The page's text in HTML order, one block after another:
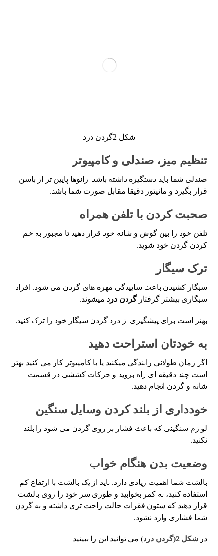
شکل 2گردن درد
تنظیم میز، صندلی و کامپیوتر
صندلی شما باید دستگیره داشته باشد. زانوها پایین تر از باسن
قرار بگیرد و مانیتور دقیقا مقابل صورت شما باشد.
صحبت کردن با تلفن همراه
تلفن خود را بین گوش و شانه خود قرار دهید تا مجبور به خم
کردن گردن خود شوید.
ترک سیگار
سیگار کشیدن باعث ساییدگی مهره های گردن می شود. افراد
سیگاری بیشتر گرفتارگردن درد میشوند.
بهتر است برای پیشگیری از درد گردن سیگار خود را ترک کنید.
به خودتان استراحت دهید
اگر زمان طولانی رانندگی میکنید یا با کامپیوتر کار می کنید بهتر
است چند دقیقه ای راه بروید و حرکات کششی در قسمت
شانه و گردن انجام دهید.
خودداری از بلند کردن وسایل سنگین
لوازم سنگینی که باعث فشار بر روی گردن می شود را بلند
نکنید.
وضعیت بدن هنگام خواب
بالشت شما اهمیت زیادی دارد. باید از یک بالشت با ارتفاع کم
استفاده کنید، به کمر بخوابید و طوری سر خود را روی بالشت
قرار دهید که ستون فقرات حالت راحت تری داشته و به گردن
شما فشاری وارد نشود.
درشکل 2(گردن درد ) می توانید این را ببینید